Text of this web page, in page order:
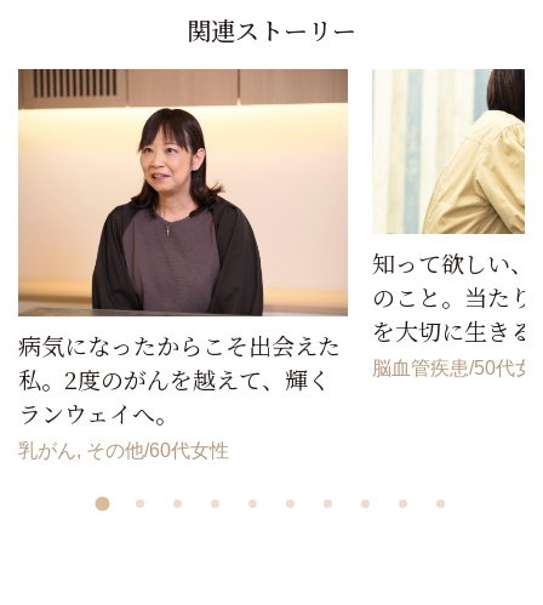
関連ストーリー
病気になったからこそ出会えた
私。2度のがんを越えて、輝く
ランウェイへ。
乳がん, その他 60代女性
知って欲しい
のこと。当た
を大切に生きる
脳血管疾患 50代女